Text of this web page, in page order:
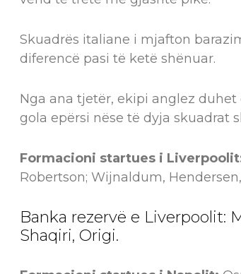
Skuadrës italiane i mjafton
diferencë pasi të ketë shënuar.
Nga ana tjetër, ekipi anglez
gola epërsi nëse të dyja skuadrat
Formacioni startues i
Robertson; Wijnaldum,
Banka rezervë e Liverpoolit:
Shaqiri, Origi.